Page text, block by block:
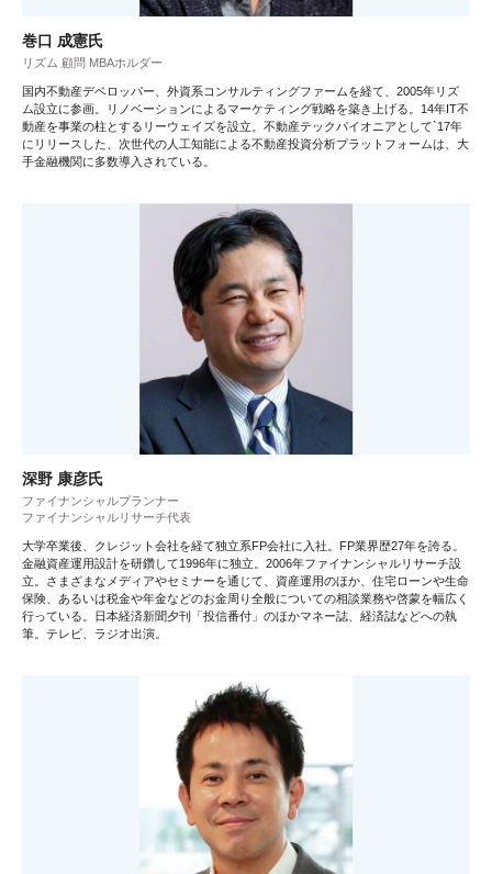
巻口 成憲氏
リズム 顧問 MBAホルダー
国内不動産デベロッパー、外資系コンサルティングファームを経て、2005年リズ
ム設立に参画。リノベーションによるマーケティング戦略を築き上げる。14年IT不
動産を事業の柱とするリーウェイズを設立。不動産テックパイオニアとして`17年
にリリースした、次世代の人工知能による不動産投資分析プラットフォームは、大
手金融機関に多数導入されている。
深野 康彦氏
ファイナンシャルプランナー
ファイナンシャルリサーチ代表
大学卒業後、クレジット会社を経て独立系FP会社に入社。FP業界歴27年を誇る。
金融資産運用設計を研鑽して1996年に独立。2006年ファイナンシャルリサーチ設
立。さまざまなメディアやセミナーを通じて、資産運用のほか、住宅ローンや生命
保険、あるいは税金や年金などのお金周り全般についての相談業務や啓蒙を幅広く
行っている。日本経済新聞夕刊「投信番付」のほかマネー誌、経済誌などへの執
筆。テレビ、ラジオ出演。